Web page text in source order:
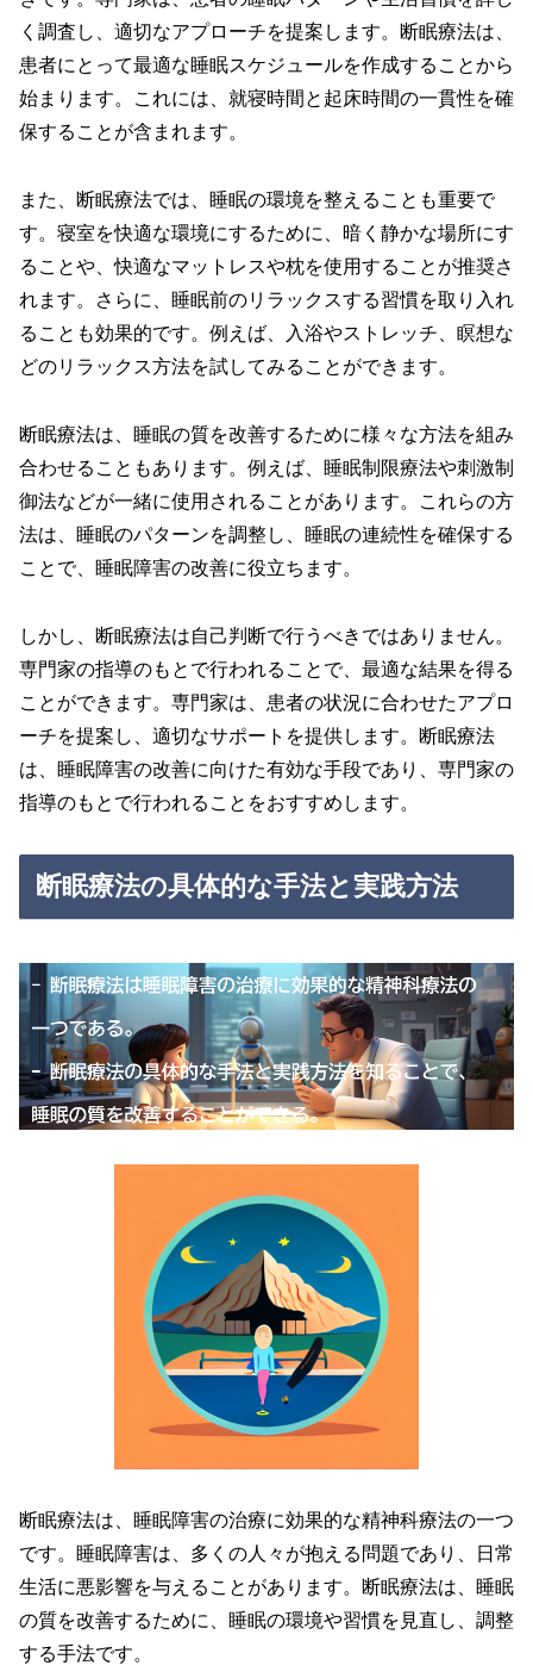
く調査し、適切なアプローチを提案します。断眠療法は、
患者にとって最適な睡眠スケジュールを作成することから
始まります。これには、就寝時間と起床時間の一貫性を確
保することが含まれます。
また、断眠療法では、睡眠の環境を整えることも重要で
す。寝室を快適な環境にするために、暗く静かな場所にす
ることや、快適なマットレスや枕を使用することが推奨さ
れます。さらに、睡眠前のリラックスする習慣を取り入れ
ることも効果的です。例えば、入浴やストレッチ、瞑想な
どのリラックス方法を試してみることができます。
断眠療法は、睡眠の質を改善するために様々な方法を組み
合わせることもあります。例えば、睡眠制限療法や刺激制
御法などが一緒に使用されることがあります。これらの方
法は、睡眠のパターンを調整し、睡眠の連続性を確保する
ことで、睡眠障害の改善に役立ちます。
しかし、断眠療法は自己判断で行うべきではありません。
専門家の指導のもとで行われることで、最適な結果を得る
ことができます。専門家は、患者の状況に合わせたアプロ
ーチを提案し、適切なサポートを提供します。断眠療法
は、睡眠障害の改善に向けた有効な手段であり、専門家の
指導のもとで行われることをおすすめします。
断眠療法の具体的な手法と実践方法
断眠療法は、睡眠障害の治療に効果的な精神科療法の一つ
です。睡眠障害は、多くの人々が抱える問題であり、日常
生活に悪影響を与えることがあります。断眠療法は、睡眠
の質を改善するために、睡眠の環境や習慣を見直し、調整
する手法です。